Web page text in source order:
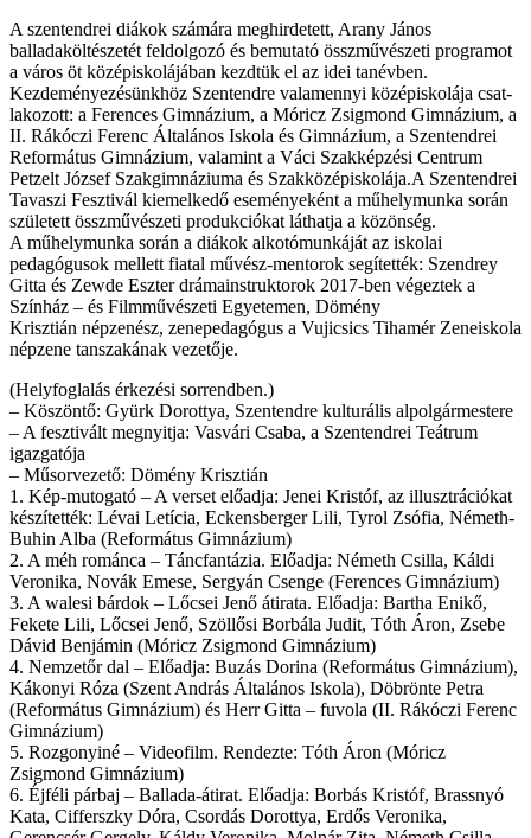
A szentendrei diákok számára meghirde­tett, Arany János
balladaköltészetét feldol­gozó és bemutató összművészeti progra­mot
a város öt középiskolájában kezdtük el az idei tanévben.
Kezdeményezésünkhöz Szentendre valamennyi középiskolája csat­
lakozott: a Ferences Gimnázium, a Móricz Zsigmond Gimnázium, a
II. Rákóczi Ferenc Általános Iskola és Gimnázium, a Szentendrei
Református Gimnázium, valamint a Váci Szakképzési Centrum
Petzelt József Szakgimnáziuma és Szakközépiskolája.A Szentendrei
Tavaszi Fesztivál kiemelkedő eseményeként a műhelymunka során
született összművészeti produkciókat láthatja a közönség.
A műhelymunka során a diákok alkotómunkáját az iskolai
pedagógusok mellett fiatal művész-mentorok segítették: Szendrey
Gitta és Zewde Eszter drámainstruktorok 2017-ben végeztek a
Színház – és Filmművészeti Egyetemen, Dömény
Krisztián népzenész, zenepedagógus a Vujicsics Tihamér Zeneiskola
népzene tanszakának vezetője.
(Helyfoglalás érkezési sorrendben.)
– Köszöntő: Gyürk Dorottya, Szentendre kulturális alpolgármestere
– A fesztivált megnyitja: Vasvári Csaba, a Szentendrei Teátrum
igazgatója
– Műsorvezető: Dömény Krisztián
1. Kép-mutogató – A verset előadja: Jenei Kristóf, az illusztrációkat
készítették: Lévai Letícia, Eckensberger Lili, Tyrol Zsófia, Németh-
Buhin Alba (Református Gimnázium)
2. A méh románca – Táncfantázia. Előadja: Németh Csilla, Káldi
Veronika, Novák Emese, Sergyán Csenge (Ferences Gimnázium)
3. A walesi bárdok – Lőcsei Jenő átirata. Előadja: Bartha Enikő,
Fekete Lili, Lőcsei Jenő, Szöllősi Borbála Judit, Tóth Áron, Zsebe
Dávid Benjámin (Móricz Zsigmond Gimnázium)
4. Nemzetőr dal – Előadja: Buzás Dorina (Református Gimnázium),
Kákonyi Róza (Szent András Általános Iskola), Döbrönte Petra
(Református Gimnázium) és Herr Gitta – fuvola (II. Rákóczi Ferenc
Gimnázium)
5. Rozgonyiné – Videofilm. Rendezte: Tóth Áron (Móricz
Zsigmond Gimnázium)
6. Éjféli párbaj – Ballada-átirat. Előadja: Borbás Kristóf, Brassnyó
Kata, Cifferszky Dóra, Csordás Dorottya, Erdős Veronika,